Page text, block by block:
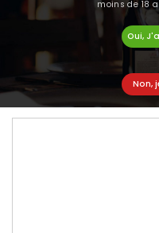
Support à jambon

moins de 18
Oui,
Non,